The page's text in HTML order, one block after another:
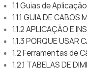
1.1 Guias de
1.1.1 GUIA DE CABOS
1.1.2 APLICAÇÃO E
1.1.3 PORQUE USAR
1.2 Ferramentas de
1.2.1 TABELAS DE